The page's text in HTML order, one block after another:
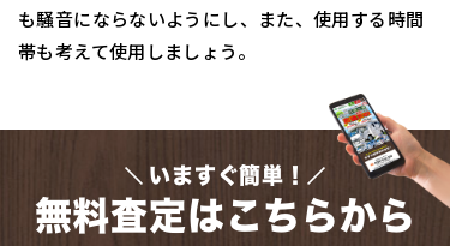
も騒音にならないようにし、また、使用する時間
帯も考えて使用しましょう。
いますぐ簡単！
無料査定はこちらから